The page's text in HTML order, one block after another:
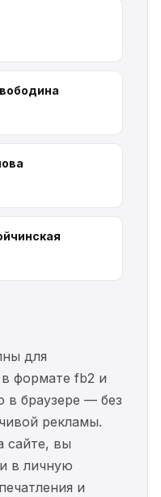
для
в формате fb2 и
в браузере — без
рекламы.
сайте, вы
в личную
и